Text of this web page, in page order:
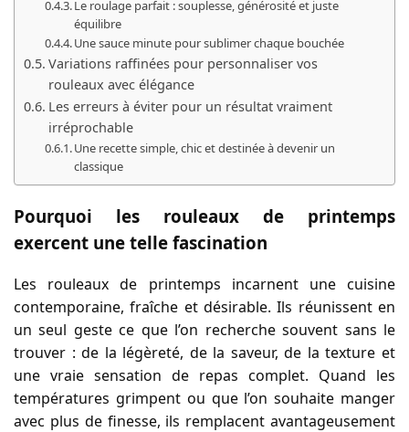
Le roulage parfait : souplesse, générosité et juste
équilibre
Une sauce minute pour sublimer chaque bouchée
Variations raffinées pour personnaliser vos
rouleaux avec élégance
Les erreurs à éviter pour un résultat vraiment
irréprochable
Une recette simple, chic et destinée à devenir un
classique
Pourquoi les rouleaux de printemps
exercent une telle fascination
Les rouleaux de printemps incarnent une cuisine
contemporaine, fraîche et désirable. Ils réunissent en
un seul geste ce que l’on recherche souvent sans le
trouver : de la légèreté, de la saveur, de la texture et
une vraie sensation de repas complet. Quand les
températures grimpent ou que l’on souhaite manger
avec plus de finesse, ils remplacent avantageusement